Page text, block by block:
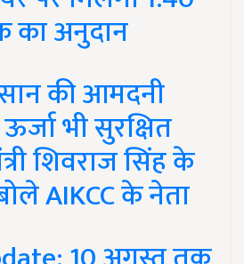
अनुदान
की आमदनी
भी सुरक्षित
शिवराज सिंह के
AIKCC के नेता